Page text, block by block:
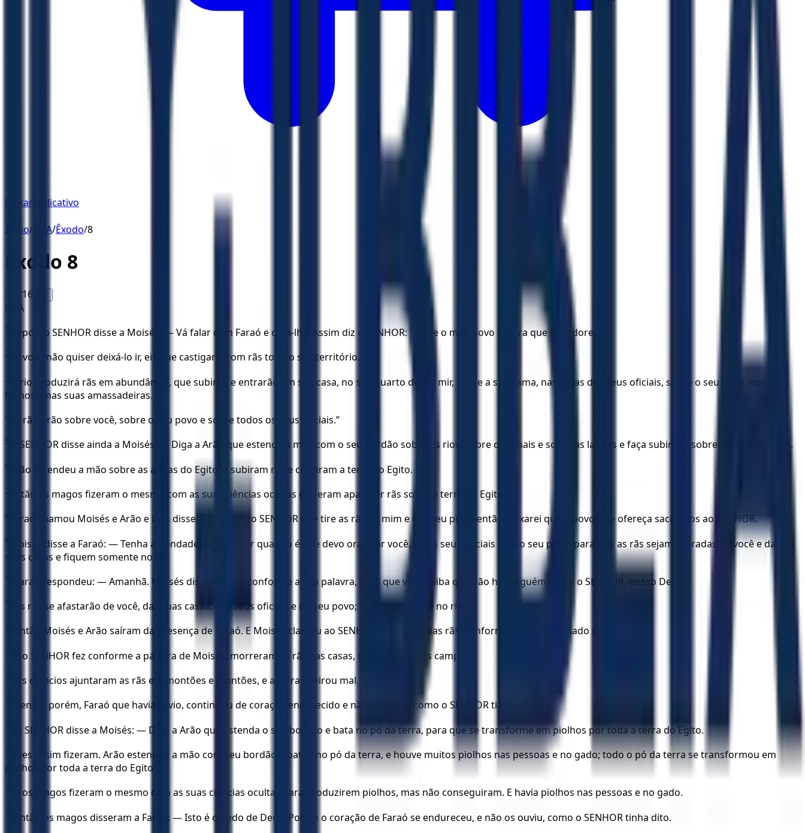
Baixar Aplicativo
Início/ NAA/Êxodo/8
Êxodo 8
16 A+
NAA
1 Depois o SENHOR disse a Moisés: — Vá falar com Faraó e diga-lhe: Assim diz o SENHOR: “Deixe o meu povo ir, para que me adore.
2 Se você não quiser deixá-lo ir, eis que castigarei com rãs todo o seu território.
3
O rio produzirá rãs em abundância, que subirão e entrarão em sua casa, no seu quarto de dormir, sobre a sua cama, nas casas dos seus oficiais, sobre o seu povo, nos seus
fornos e nas suas amassadeiras.
4 As rãs virão sobre você, sobre o seu povo e sobre todos os seus oficiais.”
5 O SENHOR disse ainda a Moisés: — Diga a Arão que estenda a mão com o seu bordão sobre os rios, sobre os canais e sobre as lagoas e faça subir rãs sobre a terra do Egito.
6 Arão estendeu a mão sobre as águas do Egito, e subiram rãs e cobriram a terra do Egito.
7 Então os magos fizeram o mesmo com as suas ciências ocultas e fizeram aparecer rãs sobre a terra do Egito.
8 Faraó chamou Moisés e Arão e lhes disse: — Peçam ao SENHOR que tire as rãs de mim e do meu povo; então deixarei que o povo vá e ofereça sacrifícios ao SENHOR.
9
Moisés disse a Faraó: — Tenha a bondade de me dizer quando é que devo orar por você, pelos seus oficiais e pelo seu povo, para que as rãs sejam retiradas de você e das
suas casas e fiquem somente no rio.
10 Faraó respondeu: — Amanhã. Moisés disse: — Seja conforme a sua palavra, para que você saiba que não há ninguém como o SENHOR, nosso Deus.
11 As rãs se afastarão de você, das suas casas, dos seus oficiais e do seu povo; ficarão somente no rio.
12 Então Moisés e Arão saíram da presença de Faraó. E Moisés clamou ao SENHOR por causa das rãs, conforme havia combinado com Faraó.
13 E o SENHOR fez conforme a palavra de Moisés: morreram as rãs nas casas, nos pátios e nos campos.
14 Os egípcios ajuntaram as rãs em montões e montões, e a terra cheirou mal.
15 Vendo, porém, Faraó que havia alívio, continuou de coração endurecido e não os ouviu, como o SENHOR tinha dito.
16 O SENHOR disse a Moisés: — Diga a Arão que estenda o seu bordão e bata no pó da terra, para que se transforme em piolhos por toda a terra do Egito.
17
Eles assim fizeram. Arão estendeu a mão com seu bordão e bateu no pó da terra, e houve muitos piolhos nas pessoas e no gado; todo o pó da terra se transformou em
piolhos por toda a terra do Egito.
18 E os magos fizeram o mesmo com as suas ciências ocultas para produzirem piolhos, mas não conseguiram. E havia piolhos nas pessoas e no gado.
19 Então os magos disseram a Faraó: — Isto é o dedo de Deus. Porém o coração de Faraó se endureceu, e não os ouviu, como o SENHOR tinha dito.